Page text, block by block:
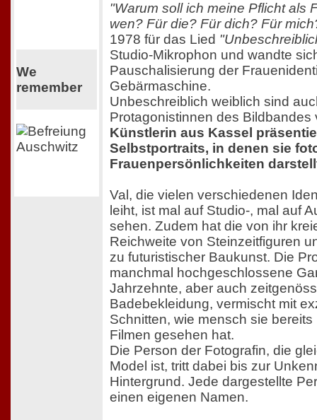
We
remember
"Warum soll ich meine Pflicht als
wen? Für die? Für dich? Für
1978 für das Lied
Studio-Mikrophon und wandte
Pauschalisierung der
Gebärmaschine.
Unbeschreiblich weiblich sind
Protagonistinnen des
Künstlerin aus Kassel
Selbstportraits, in denen sie
Frauenpersönlichkeiten
Val, die vielen verschiedenen
leiht, ist mal auf Studio-, mal auf
sehen. Zudem hat die von ihr
Reichweite von Steinzeitfiguren
zu futuristischer Baukunst. Die
manchmal hochgeschlossene
Jahrzehnte, aber auch
Badebekleidung, vermischt mit
Schnitten, wie mensch sie
Filmen gesehen hat.
Die Person der Fotografin, die
Model ist, tritt dabei bis zur
Hintergrund. Jede dargestellte
einen eigenen Namen.